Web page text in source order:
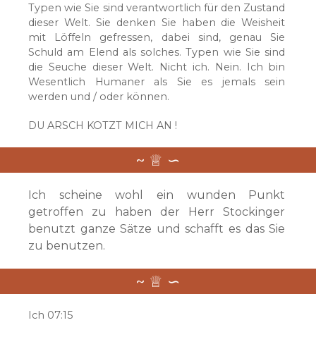
Typen wie Sie sind verantwortlich für den Zustand
dieser Welt. Sie denken Sie haben die Weisheit
mit Löffeln gefressen, dabei sind, genau Sie
Schuld am Elend als solches. Typen wie Sie sind
die Seuche dieser Welt. Nicht ich. Nein. Ich bin
Wesentlich Humaner als Sie es jemals sein
werden und / oder können.
DU ARSCH KOTZT MICH AN !
Ich scheine wohl ein wunden Punkt
getroffen zu haben der Herr Stockinger
benutzt ganze Sätze und schafft es das Sie
zu benutzen.
Ich 07:15